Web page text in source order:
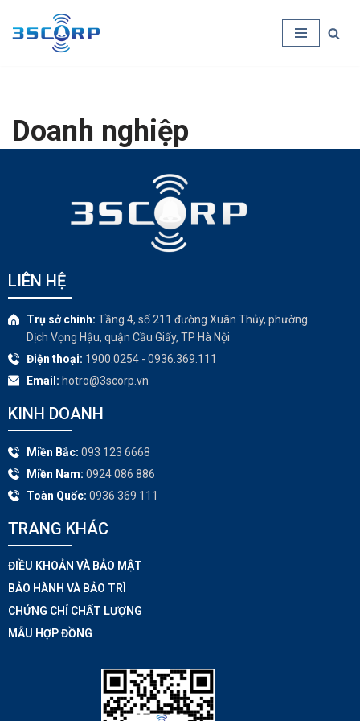
Chuyển
Doanh nghiệp
LIÊN HỆ
Trụ sở chính: Tầng 4, số 211 đường Xuân Thủy, phường
Dịch Vọng Hậu, quận Cầu Giấy, TP Hà Nội
Điện thoại: 1900.0254 - 0936.369.111
Email: hotro@3scorp.vn
KINH DOANH
Miền Bắc: 093 123 6668
Miền Nam: 0924 086 886
Toàn Quốc: 0936 369 111
TRANG KHÁC​
ĐIỀU KHOẢN VÀ BẢO MẬT
BẢO HÀNH VÀ BẢO TRÌ
CHỨNG CHỈ CHẤT LƯỢNG
MẪU HỢP ĐỒNG